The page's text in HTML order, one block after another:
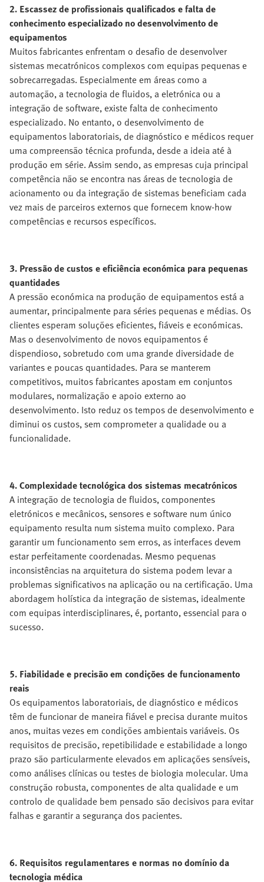
2. Escassez de profissionais qualificados e falta de
conhecimento especializado no desenvolvimento de
equipamentos
Muitos fabricantes enfrentam o desafio de desenvolver
sistemas mecatrónicos complexos com equipas pequenas e
sobrecarregadas. Especialmente em áreas como a
automação, a tecnologia de fluidos, a eletrónica ou a
integração de software, existe falta de conhecimento
especializado. No entanto, o desenvolvimento de
equipamentos laboratoriais, de diagnóstico e médicos requer
uma compreensão técnica profunda, desde a ideia até à
produção em série. Assim sendo, as empresas cuja principal
competência não se encontra nas áreas de tecnologia de
acionamento ou da integração de sistemas beneficiam cada
vez mais de parceiros externos que fornecem know-how
competências e recursos específicos.
3. Pressão de custos e eficiência económica para pequenas
quantidades
A pressão económica na produção de equipamentos está a
aumentar, principalmente para séries pequenas e médias. Os
clientes esperam soluções eficientes, fiáveis e económicas.
Mas o desenvolvimento de novos equipamentos é
dispendioso, sobretudo com uma grande diversidade de
variantes e poucas quantidades. Para se manterem
competitivos, muitos fabricantes apostam em conjuntos
modulares, normalização e apoio externo ao
desenvolvimento. Isto reduz os tempos de desenvolvimento e
diminui os custos, sem comprometer a qualidade ou a
funcionalidade.
4. Complexidade tecnológica dos sistemas mecatrónicos
A integração de tecnologia de fluidos, componentes
eletrónicos e mecânicos, sensores e software num único
equipamento resulta num sistema muito complexo. Para
garantir um funcionamento sem erros, as interfaces devem
estar perfeitamente coordenadas. Mesmo pequenas
inconsistências na arquitetura do sistema podem levar a
problemas significativos na aplicação ou na certificação. Uma
abordagem holística da integração de sistemas, idealmente
com equipas interdisciplinares, é, portanto, essencial para o
sucesso.
5. Fiabilidade e precisão em condições de funcionamento
reais
Os equipamentos laboratoriais, de diagnóstico e médicos
têm de funcionar de maneira fiável e precisa durante muitos
anos, muitas vezes em condições ambientais variáveis. Os
requisitos de precisão, repetibilidade e estabilidade a longo
prazo são particularmente elevados em aplicações sensíveis,
como análises clínicas ou testes de biologia molecular. Uma
construção robusta, componentes de alta qualidade e um
controlo de qualidade bem pensado são decisivos para evitar
falhas e garantir a segurança dos pacientes.
6. Requisitos regulamentares e normas no domínio da
tecnologia médica